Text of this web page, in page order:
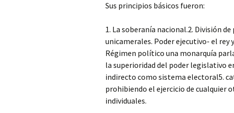
Sus principios básicos fueron:
1. La soberanía nacional.2. División
unicamerales. Poder ejecutivo- el
Régimen político una monarquía
la superioridad del poder legislativo
indirecto como sistema electoral5.
prohibiendo el ejercicio de cualquier
individuales.